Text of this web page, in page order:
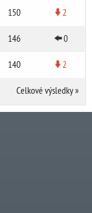
150 2
146 0
140 2
Celkové výsledky»